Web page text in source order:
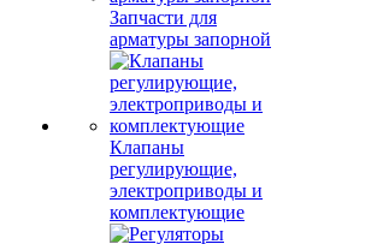
Запчасти для
арматуры запорной
Клапаны
регулирующие,
электроприводы и
комплектующие